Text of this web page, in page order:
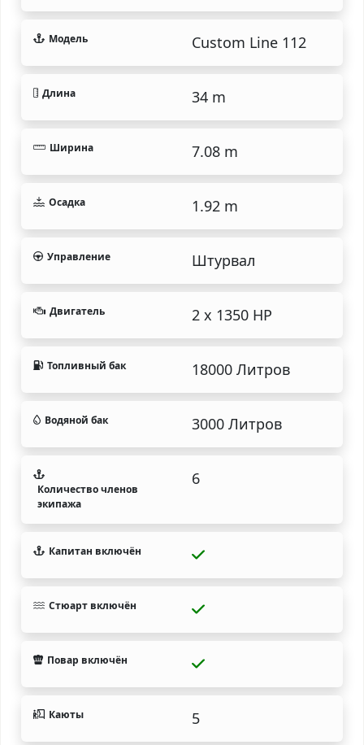
Модель Custom Line 112
Длина 34 m
Ширина 7.08 m
Осадка 1.92 m
Управление Штурвал
Двигатель 2 x 1350 HP
Топливный бак 18000 Литров
Водяной бак 3000 Литров
Количество членов
экипажа
6
Капитан включён
Стюарт включён
Повар включён
Каюты 5